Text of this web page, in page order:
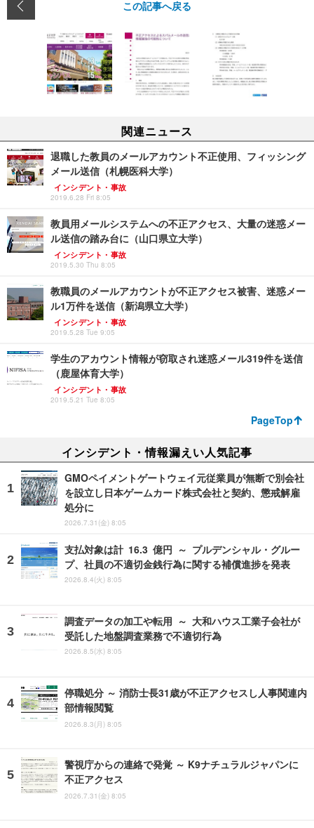
この記事へ戻る
関連ニュース
退職した教員のメールアカウント不正使用、フィッシング
メール送信（札幌医科大学）
インシデント・事故
2019.6.28 Fri 8:05
教員用メールシステムへの不正アクセス、大量の迷惑メー
ル送信の踏み台に（山口県立大学）
インシデント・事故
2019.5.30 Thu 8:05
教職員のメールアカウントが不正アクセス被害、迷惑メー
ル1万件を送信（新潟県立大学）
インシデント・事故
2019.5.28 Tue 9:05
学生のアカウント情報が窃取され迷惑メール319件を送信
（鹿屋体育大学）
インシデント・事故
2019.5.21 Tue 8:05
PageTop
インシデント・情報漏えい人気記事
GMOペイメントゲートウェイ元従業員が無断で別会社
を設立し日本ゲームカード株式会社と契約、懲戒解雇
処分に
2026.7.31(金) 8:05
支払対象は計 16.3 億円 ～ プルデンシャル・グルー
プ、社員の不適切金銭行為に関する補償進捗を発表
2026.8.4(火) 8:05
調査データの加工や転用 ～ 大和ハウス工業子会社が
受託した地盤調査業務で不適切行為
2026.8.5(水) 8:05
停職処分 ～ 消防士長31歳が不正アクセスし人事関連内
部情報閲覧
2026.8.3(月) 8:05
警視庁からの連絡で発覚 ～ K9ナチュラルジャパンに
不正アクセス
2026.7.31(金) 8:05